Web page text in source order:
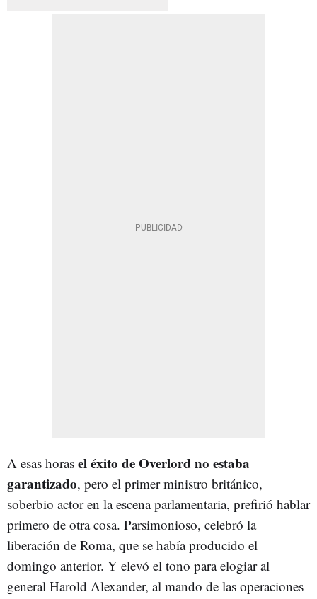
A esas horas el éxito de Overlord no estaba
garantizado, pero el primer ministro británico,
soberbio actor en la escena parlamentaria, prefirió hablar
primero de otra cosa. Parsimonioso, celebró la
liberación de Roma, que se había producido el
domingo anterior. Y elevó el tono para elogiar al
general Harold Alexander, al mando de las operaciones